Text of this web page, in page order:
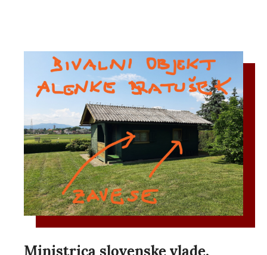
Ministrica slovenske vlade,